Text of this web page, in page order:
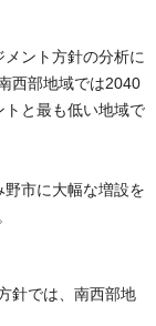
ント方針の分析に
西部地域では2040
と最も低い地域で
市に大幅な増設を
針では、南西部地